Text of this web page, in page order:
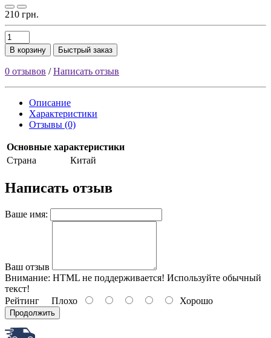
210 грн.
В корзину Быстрый заказ
0 отзывов /Написать отзыв
Описание
Характеристики
Отзывы (0)
Основные характеристики
Страна
Китай
Написать отзыв
Ваше имя:
Ваш отзыв
Внимание: HTML не поддерживается! Используйте обычный
текст!
Рейтинг Плохо Хорошо
Продолжить